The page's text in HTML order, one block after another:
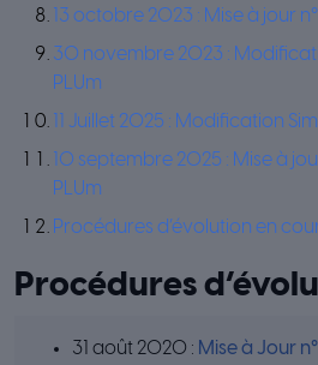
13 octobre 2023 : Mise à jour
30 novembre 2023 :
PLUm
11 Juillet 2025 : Modification
10 septembre 2025 : Mise à
PLUm
Procédures d’évolution en
Procédures
31 août 2020 : Mise à Jour